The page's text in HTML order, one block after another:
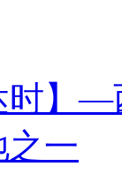
时】
之一